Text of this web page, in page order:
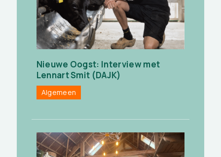
Nieuwe Oogst: Interview met
Lennart Smit (DAJK)
Algemeen